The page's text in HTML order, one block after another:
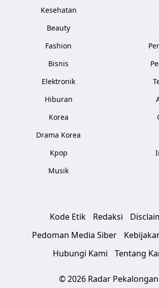
Kesehatan
Beauty
Fashion
Bisnis
Elektronik
Hiburan
Korea
Drama Korea
Kpop
Musik
Kode Etik Redaksi
Pedoman Media Siber
Hubungi Kami
Tentang
© 2026 Radar